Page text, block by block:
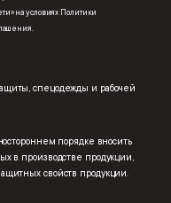
на условиях Политики
спецодежды и рабочей
порядке вносить
в производстве продукции,
свойств продукции.